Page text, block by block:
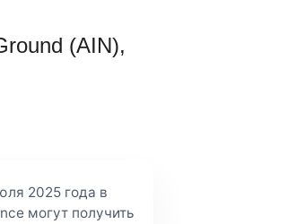
(AIN),
2025 года в
могут получить